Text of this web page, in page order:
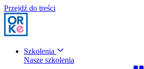
Przejdź do treści
Szkolenia
Nasze szkolenia